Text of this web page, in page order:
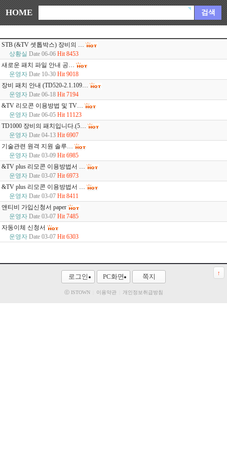
HOME 검색
STB (&TV 셋톱박스) 장비의 …
상황실 Date 06-06 Hit 8453
새로운 패치 파일 안내 공…
운영자 Date 10-30 Hit 9018
장비 패치 안내 (TD520-2.1.109…
운영자 Date 06-18 Hit 7194
&TV 리모콘 이용방법 및 TV…
운영자 Date 06-05 Hit 11123
TD1000 장비의 패치입니다.(5…
운영자 Date 04-13 Hit 6907
기술관련 원격 지원 솔루…
운영자 Date 03-09 Hit 6985
&TV plus 리모콘 이용방법서 …
운영자 Date 03-07 Hit 6973
&TV plus 리모콘 이용방법서 …
운영자 Date 03-07 Hit 8411
앤티비 가입신청서 paper
운영자 Date 03-07 Hit 7485
자동이체 신청서
운영자 Date 03-07 Hit 6303
로그인 PC화면 쪽지
ⓒ ISTOWN 이용약관 개인정보취급방침
↑